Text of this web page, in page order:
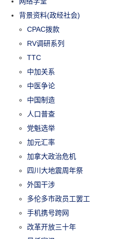
背景资料(政经社会)
CPAC拨款
RV调研系列
TTC
中加关系
中医争论
中国制造
人口普查
党魁选举
加元汇率
加拿大政治危机
四川大地震周年祭
外国干涉
多伦多市政员工罢工
手机携号跨网
改革开放三十年